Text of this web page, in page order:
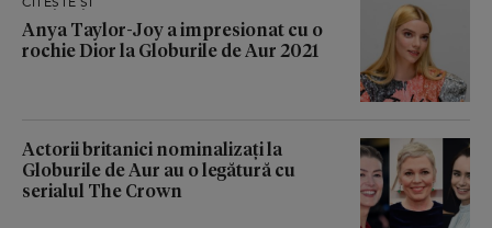
Anya Taylor-Joy a impresionat cu o
rochie Dior la Globurile de Aur 2021
Actorii britanici nominalizați la
Globurile de Aur au o legătură cu
serialul The Crown